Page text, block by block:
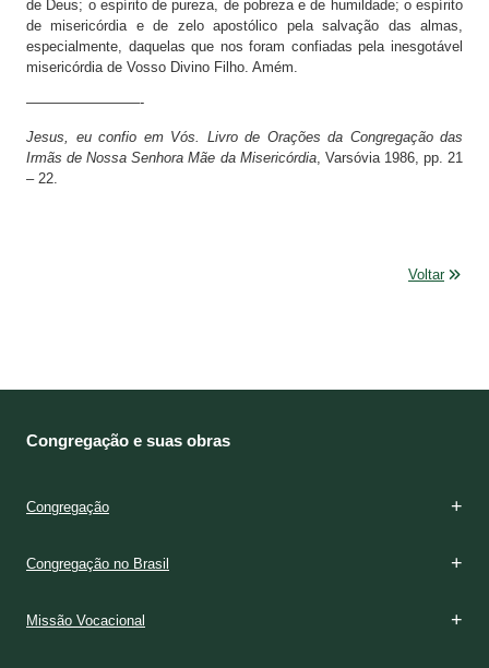
de Deus; o espírito de pureza, de pobreza e de humildade; o espírito
de misericórdia e de zelo apostólico pela salvação das almas,
especialmente, daquelas que nos foram confiadas pela inesgotável
misericórdia de Vosso Divino Filho. Amém.
————————-
Jesus, eu confio em Vós. Livro de Orações da Congregação das
Irmãs de Nossa Senhora Mãe da Misericórdia, Varsóvia 1986, pp. 21
– 22.
Voltar
Congregação e suas obras
Congregação
Congregação no Brasil
Missão Vocacional